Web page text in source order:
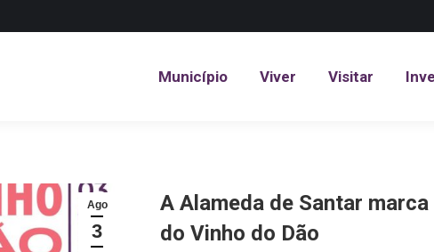
Município Viver Visitar
Ago
3
A Alameda de Santar
do Vinho do Dão
Município Viver Visitar